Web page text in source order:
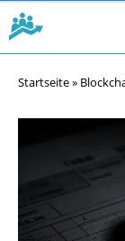
Startseite»